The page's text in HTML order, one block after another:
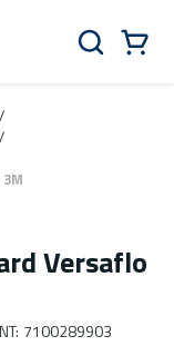
Rechercher
/
/
Versaflo
: 7100289903